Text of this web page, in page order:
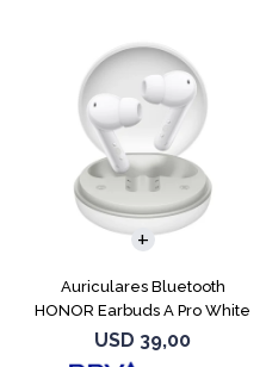
Auriculares Bluetooth
HONOR Earbuds A Pro White
USD 39,00